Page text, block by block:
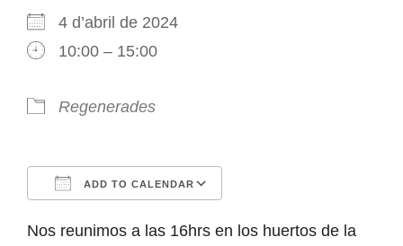
4 d’abril de 2024
10:00 – 15:00
Regenerades
ADD TO CALENDAR
Download ICSGoogle Calendar
iCalendarOffice 365Outlook Live
Nos reunimos a las 16hrs en los huertos de la